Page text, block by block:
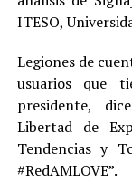
ITESO,
Legiones de
usuarios que
presidente,
Libertad de
Tendencias y
#RedAMLOVE”.